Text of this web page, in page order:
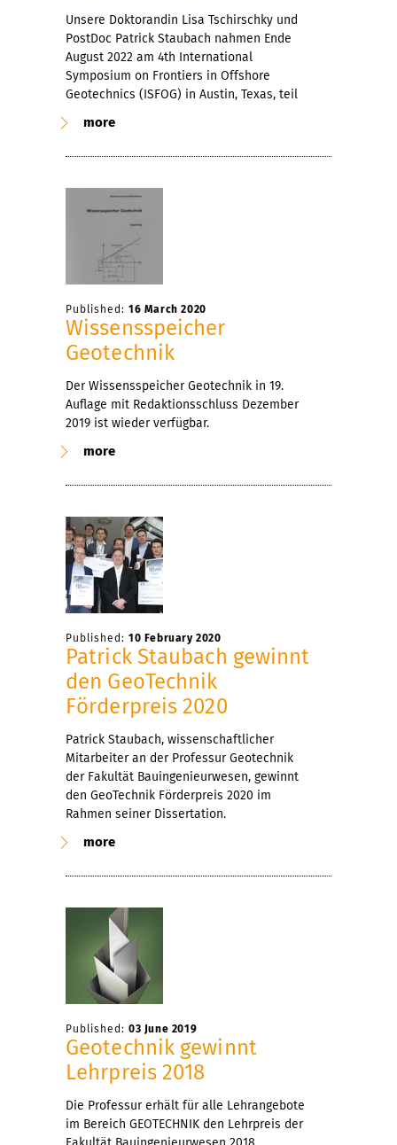
Unsere Doktorandin Lisa Tschirschky und
PostDoc Patrick Staubach nahmen Ende
August 2022 am 4th International
Symposium on Frontiers in Offshore
Geotechnics (ISFOG) in Austin, Texas, teil
more
Published: 16 March 2020
Wissensspeicher
Geotechnik
Der Wissensspeicher Geotechnik in 19.
Auflage mit Redaktionsschluss Dezember
2019 ist wieder verfügbar.
more
Published: 10 February 2020
Patrick Staubach gewinnt
den GeoTechnik
Förderpreis 2020
Patrick Staubach, wissenschaftlicher
Mitarbeiter an der Professur Geotechnik
der Fakultät Bauingenieurwesen, gewinnt
den GeoTechnik Förderpreis 2020 im
Rahmen seiner Dissertation.
more
Published: 03 June 2019
Geotechnik gewinnt
Lehrpreis 2018
Die Professur erhält für alle Lehrangebote
im Bereich GEOTECHNIK den Lehrpreis der